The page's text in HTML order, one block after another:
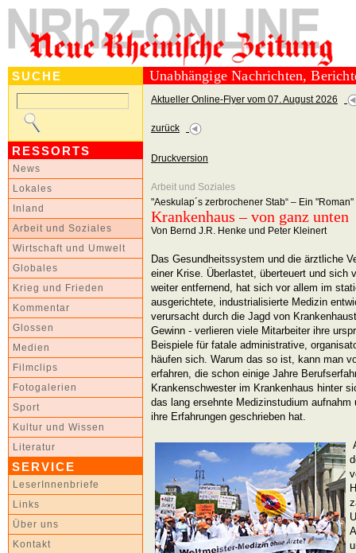
SUCHE
RESSORTS
News
Lokales
Inland
Arbeit und Soziales
Wirtschaft und Umwelt
Globales
Krieg und Frieden
Kommentar
Glossen
Medien
Filmclips
Fotogalerien
Sport
Kultur und Wissen
Literatur
SERVICE
LeserInnenbriefe
Links
Über uns
Kontakt
Unabhängige Nachrichten,
Aktueller Online-Flyer vom 07. August 2026
zurück
Druckversion
Arbeit und Soziales
"Aeskulap´s zerbrochener Stab“ – Ein
Krankenhaus – von ganz unten
Von Bernd J.R. Henke und Peter Kleinert
Das Gesundheitssystem und die ärztliche
einer Krise. Überlastet, überteuert und sich
weiter entfernend, hat sich vor allem im
ausgerichtete, industrialisierte Medizin
verursacht durch die Jagd von
Gewinn - verlieren viele Mitarbeiter ihre
Beispiele für fatale administrative,
häufen sich. Warum das so ist, kann man
erfahren, die schon einige Jahre
Krankenschwester im Krankenhaus hinter
das lang ersehnte Medizinstudium aufnahm
ihre Erfahrungen geschrieben hat.